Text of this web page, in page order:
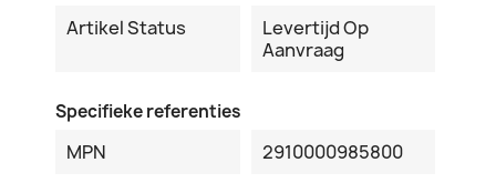
Artikel Status
Levertijd Op
Aanvraag
Specifieke referenties
MPN 2910000985800